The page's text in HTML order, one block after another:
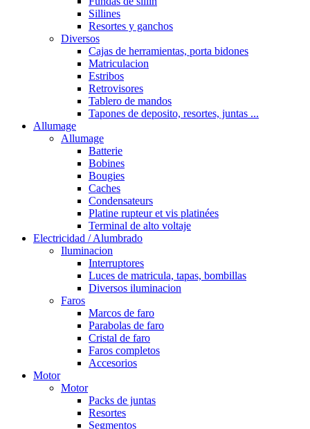
Sillines
Resortes y ganchos
Diversos
Cajas de herramientas, porta bidones
Matriculacion
Estribos
Retrovisores
Tablero de mandos
Tapones de deposito, resortes, juntas ...
Allumage
Allumage
Batterie
Bobines
Bougies
Caches
Condensateurs
Platine rupteur et vis platinées
Terminal de alto voltaje
Electricidad / Alumbrado
Iluminacion
Interruptores
Luces de matricula, tapas, bombillas
Diversos iluminacion
Faros
Marcos de faro
Parabolas de faro
Cristal de faro
Faros completos
Accesorios
Motor
Motor
Packs de juntas
Resortes
Segmentos